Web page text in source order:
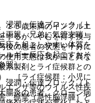
１５歳未満のインフルエ
するが、やむを得ず投与
後の患者の状態を十分に
使用実態は我が国と異な
系製剤とライ症候群との
。［ライ症候群：小児に
エンザ等のウイルス性疾
、痙攣（急性脳浮腫）と
浸潤・伝達ブロック（ト
両親、兄弟に気管支喘
応を起こしやすい体質を
ルギー反応を起こすおそ
照〕。
潤・伝達ブロック（ト
腸炎の患者、クローン病